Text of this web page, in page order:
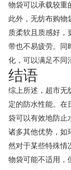
物袋可以承载较重
此外，无纺布购物
质柔软且质感好，
带也不易疲劳。同
化，可以满足不同
结语
综上所述，超市无
定的防水性能。在
袋可以有效地防止
诸多其他优势，如
然对于某些特殊情
物袋可能不适用，